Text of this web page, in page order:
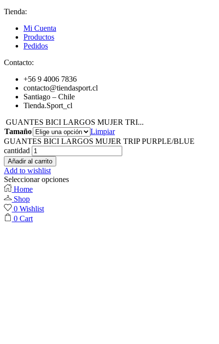
Tienda:
Mi Cuenta
Productos
Pedidos
Contacto:
+56 9 4006 7836
contacto@tiendasport.cl
Santiago – Chile
Tienda.Sport_cl
GUANTES BICI LARGOS MUJER TRI...
Tamaño
Limpiar
GUANTES BICI LARGOS MUJER TRIP PURPLE/BLUE
cantidad
Añadir al carrito
Add to wishlist
Seleccionar opciones
Home
Shop
0 Wishlist
0 Cart